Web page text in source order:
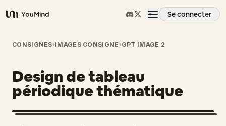
YouMind
Se connecter
Aperçu
Cas d'usage
Compétences
CONSIGNES›IMAGES CONSIGNE ›GPT IMAGE 2
Design de tableau
périodique thématique